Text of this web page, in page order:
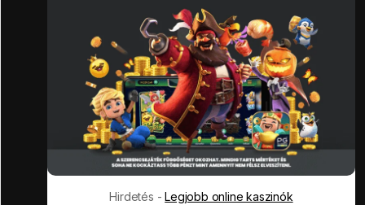
Hirdetés -Legjobb online kaszinók